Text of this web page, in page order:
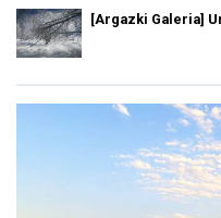
[Argazki Galeria]